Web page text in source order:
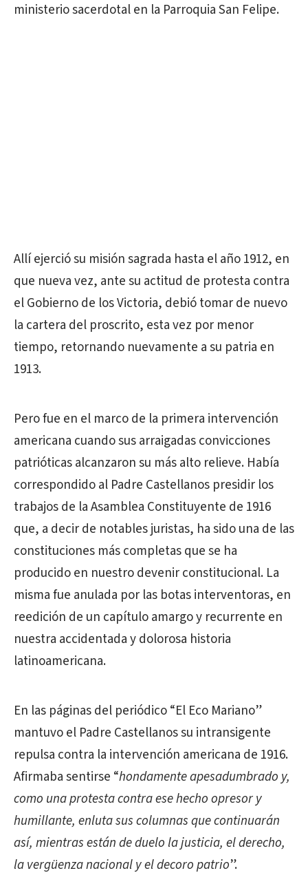
ministerio sacerdotal en la Parroquia San Felipe.
Allí ejerció su misión sagrada hasta el año 1912, en
que nueva vez, ante su actitud de protesta contra
el Gobierno de los Victoria, debió tomar de nuevo
la cartera del proscrito, esta vez por menor
tiempo, retornando nuevamente a su patria en
1913.
Pero fue en el marco de la primera intervención
americana cuando sus arraigadas convicciones
patrióticas alcanzaron su más alto relieve. Había
correspondido al Padre Castellanos presidir los
trabajos de la Asamblea Constituyente de 1916
que, a decir de notables juristas, ha sido una de las
constituciones más completas que se ha
producido en nuestro devenir constitucional. La
misma fue anulada por las botas interventoras, en
reedición de un capítulo amargo y recurrente en
nuestra accidentada y dolorosa historia
latinoamericana.
En las páginas del periódico “El Eco Mariano”
mantuvo el Padre Castellanos su intransigente
repulsa contra la intervención americana de 1916.
Afirmaba sentirse “hondamente apesadumbrado y,
como una protesta contra ese hecho opresor y
humillante, enluta sus columnas que continuarán
así, mientras están de duelo la justicia, el derecho,
la vergüenza nacional y el decoro patrio”.